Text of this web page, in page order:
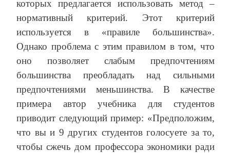
которых предлагается использовать метод –
нормативный критерий. Этот критерий
используется в «правиле большинства».
Однако проблема с этим правилом в том, что
оно позволяет слабым предпочтениям
большинства преобладать над сильными
предпочтениями меньшинства. В качестве
примера автор учебника для студентов
приводит следующий пример: «Предположим,
что вы и 9 других студентов голосуете за то,
чтобы сжечь дом профессора экономики ради